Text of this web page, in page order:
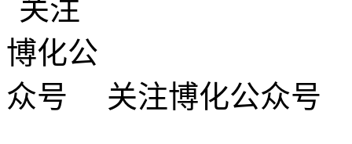
关注博化公众号